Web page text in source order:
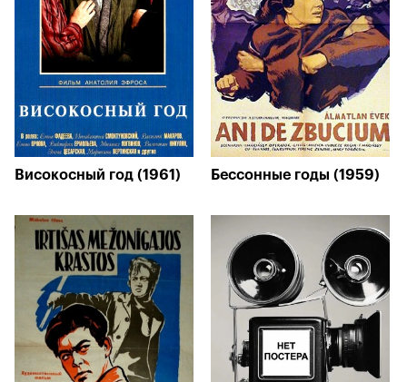
Високосный год (1961) Бессонные годы (1959)